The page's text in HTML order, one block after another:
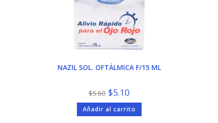
NAZIL SOL. OFTÁLMICA F/15 ML
$5.60 El
precio
original
era:
$5.60.
$5.10El
precio
actual
es:
$5.10.
Añadir al carrito